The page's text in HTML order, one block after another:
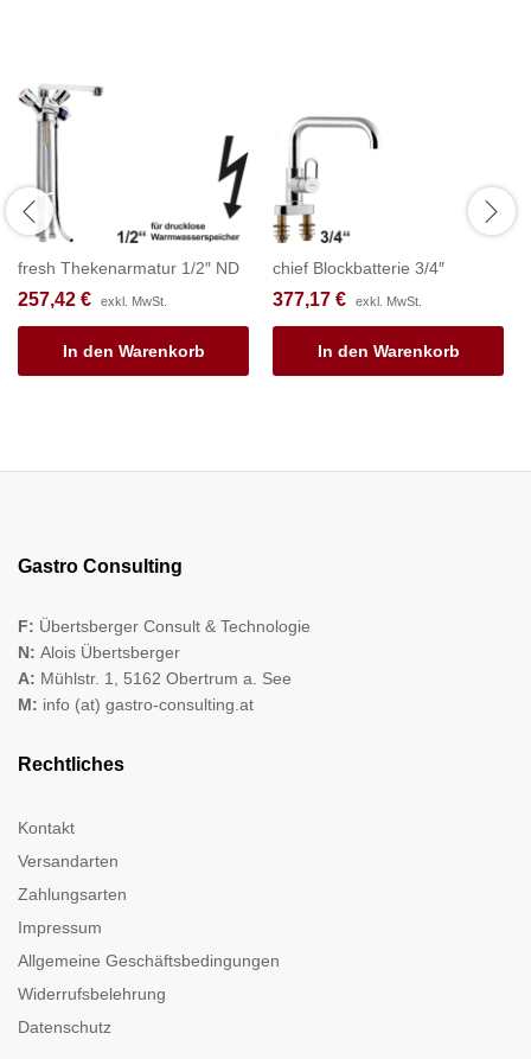
fresh Thekenarmatur 1/2″ ND
257,42 € exkl. MwSt.
In den Warenkorb
chief Blockbatterie 3/4″
377,17 € exkl. MwSt.
In den Warenkorb
Gastro Consulting
F: Übertsberger Consult & Technologie
N: Alois Übertsberger
A: Mühlstr. 1, 5162 Obertrum a. See
M: info (at) gastro-consulting.at
Rechtliches
Kontakt
Versandarten
Zahlungsarten
Impressum
Allgemeine Geschäftsbedingungen
Widerrufsbelehrung
Datenschutz